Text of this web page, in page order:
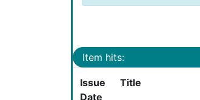
Item hits:
Issue
Date
Title